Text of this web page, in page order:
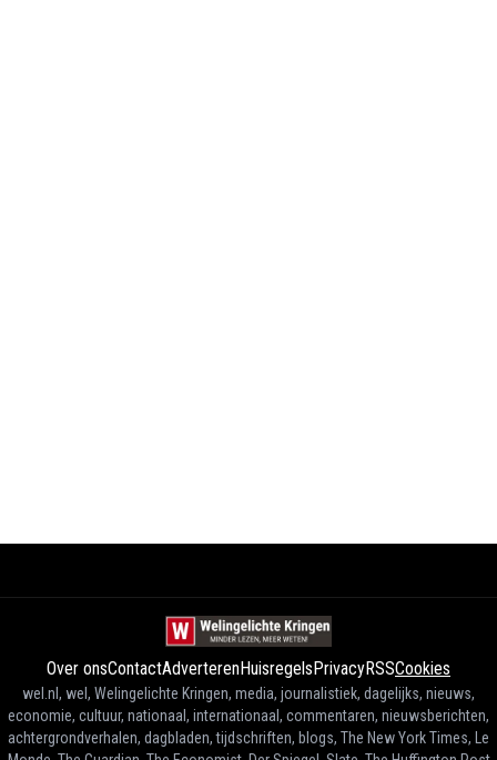
Over onsContactAdverterenHuisregelsPrivacyRSSCookies
wel.nl, wel, Welingelichte Kringen, media, journalistiek, dagelijks, nieuws,
economie, cultuur, nationaal, internationaal, commentaren, nieuwsberichten,
achtergrondverhalen, dagbladen, tijdschriften, blogs, The New York Times, Le